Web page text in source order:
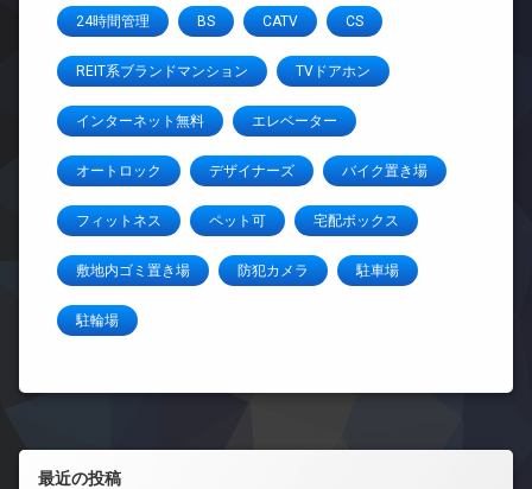
24時間管理 BS CATV CS
REIT系ブランドマンション TVドアホン
インターネット無料 エレベーター
オートロック デザイナーズ バイク置き場
フィットネス ペット可 宅配ボックス
敷地内ゴミ置き場 防犯カメラ 駐車場
駐輪場
左サイドバー
最近の投稿